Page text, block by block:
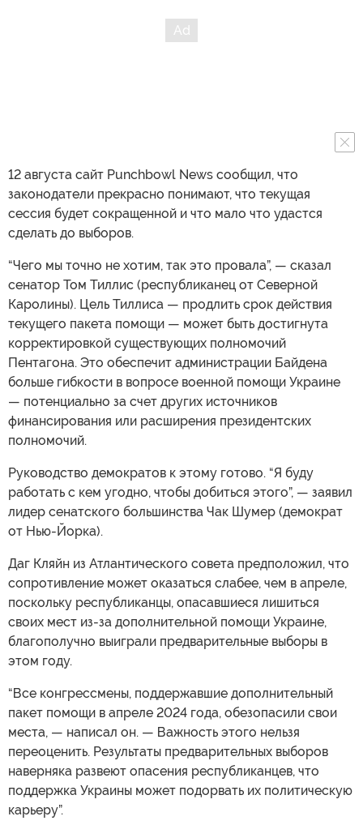
12 августа сайт Punchbowl News сообщил, что
законодатели прекрасно понимают, что текущая
сессия будет сокращенной и что мало что удастся
сделать до выборов.
“Чего мы точно не хотим, так это провала”, — сказал
сенатор Том Тиллис (республиканец от Северной
Каролины). Цель Тиллиса — продлить срок действия
текущего пакета помощи — может быть достигнута
корректировкой существующих полномочий
Пентагона. Это обеспечит администрации Байдена
больше гибкости в вопросе военной помощи Украине
— потенциально за счет других источников
финансирования или расширения президентских
полномочий.
Руководство демократов к этому готово. “Я буду
работать с кем угодно, чтобы добиться этого”, — заявил
лидер сенатского большинства Чак Шумер (демократ
от Нью-Йорка).
Даг Кляйн из Атлантического совета предположил, что
сопротивление может оказаться слабее, чем в апреле,
поскольку республиканцы, опасавшиеся лишиться
своих мест из-за дополнительной помощи Украине,
благополучно выиграли предварительные выборы в
этом году.
“Все конгрессмены, поддержавшие дополнительный
пакет помощи в апреле 2024 года, обезопасили свои
места, — написал он. — Важность этого нельзя
переоценить. Результаты предварительных выборов
наверняка развеют опасения республиканцев, что
поддержка Украины может подорвать их политическую
карьеру”.